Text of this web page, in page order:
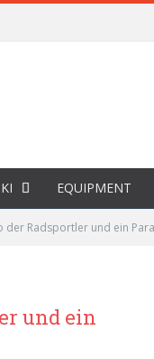
EQUIPMENT
der Radsportler und ein
und ein